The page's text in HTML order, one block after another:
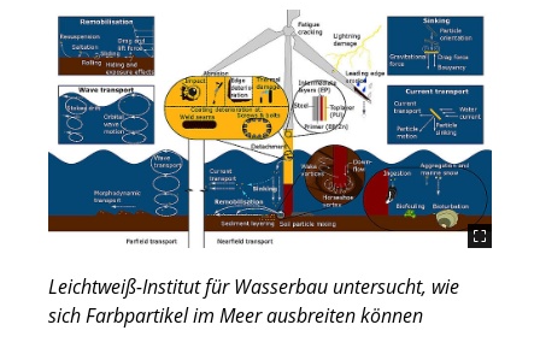
Leichtweiß-Institut für Wasserbau untersucht, wie
sich Farbpartikel im Meer ausbreiten können